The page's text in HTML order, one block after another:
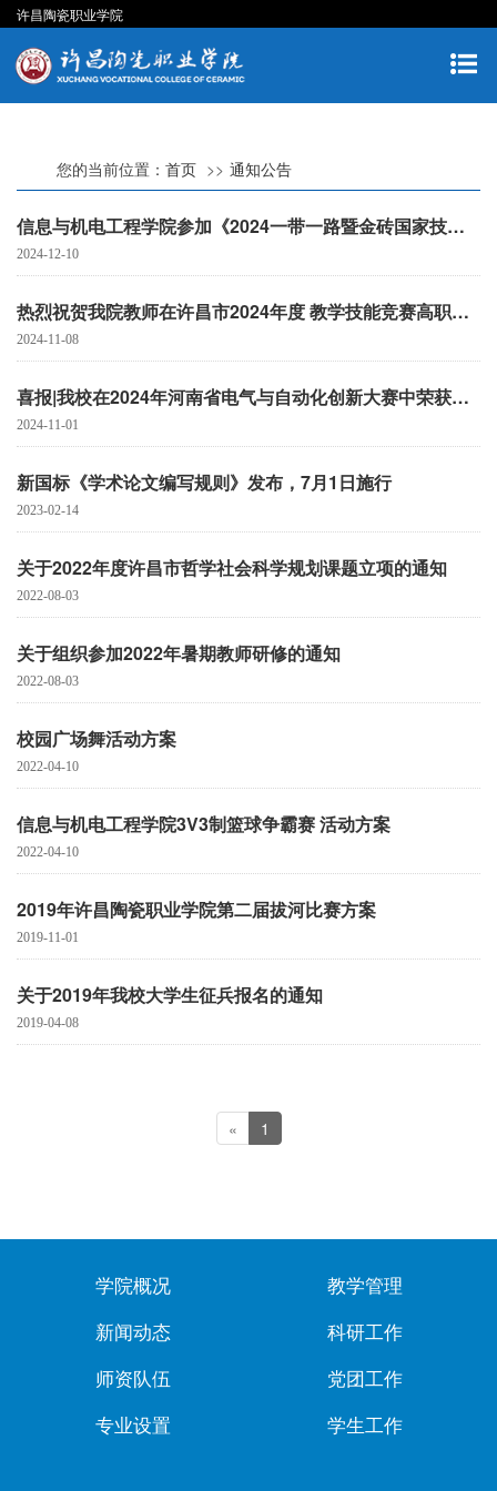
许昌陶瓷职业学院
您的当前位置： 首页 通知公告
信息与机电工程学院参加《2024一带一路暨金砖国家技能发展与技术创新大赛》荣获国内总决赛三等奖
2024-12-10
热烈祝贺我院教师在许昌市2024年度 教学技能竞赛高职组（理工综合）中荣获佳绩！
2024-11-08
喜报|我校在2024年河南省电气与自动化创新大赛中荣获高职组三等奖
2024-11-01
新国标《学术论文编写规则》发布，7月1日施行
2023-02-14
关于2022年度许昌市哲学社会科学规划课题立项的通知
2022-08-03
关于组织参加2022年暑期教师研修的通知
2022-08-03
校园广场舞活动方案
2022-04-10
信息与机电工程学院3V3制篮球争霸赛 活动方案
2022-04-10
2019年许昌陶瓷职业学院第二届拔河比赛方案
2019-11-01
关于2019年我校大学生征兵报名的通知
2019-04-08
« 1
学院概况
新闻动态
师资队伍
专业设置
教学管理
科研工作
党团工作
学生工作